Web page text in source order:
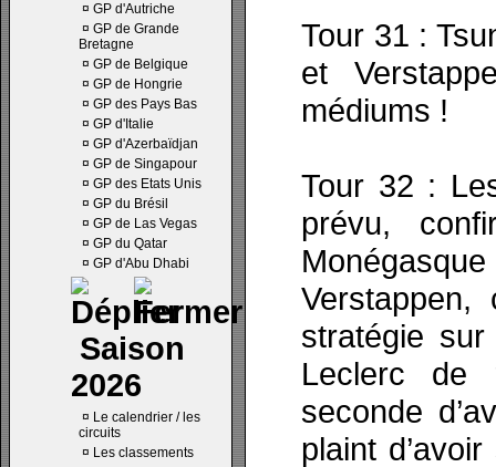
¤ GP d'Autriche
¤ GP de Grande
Bretagne
¤ GP de Belgique
¤ GP de Hongrie
¤ GP des Pays Bas
¤ GP d'Italie
¤ GP d'Azerbaïdjan
¤ GP de Singapour
¤ GP des Etats Unis
¤ GP du Brésil
¤ GP de Las Vegas
¤ GP du Qatar
¤ GP d'Abu Dhabi
Saison
2026
¤ Le calendrier / les
circuits
¤ Les classements
Tour 31 :
et
médiums !
Tour 32 :
prévu,
stratégie
Leclerc de
seconde
plaint